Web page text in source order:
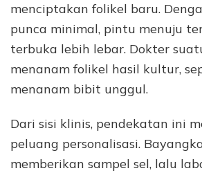
menciptakan folikel baru.
punca minimal, pintu menuju
terbuka lebih lebar. Dokter
menanam folikel hasil kultur,
menanam bibit unggul.
Dari sisi klinis, pendekatan ini
peluang personalisasi.
memberikan sampel sel, lalu